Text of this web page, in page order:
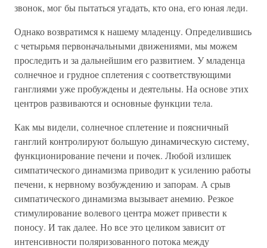
звонок, мог бы пытаться угадать, кто она, его юная леди.
Однако возвратимся к нашему младенцу. Определившись
с четырьмя первоначальными движениями, мы можем
проследить и за дальнейшим его развитием. У младенца
солнечное и грудное сплетения с соответствующими
ганглиями уже пробуждены и деятельны. На основе этих
центров развиваются и основные функции тела.
Как мы видели, солнечное сплетение и поясничный
ганглий контролируют большую динамическую систему,
функционирование печени и почек. Любой излишек
симпатического динамизма приводит к усилению работы
печени, к нервному возбуждению и запорам. А срыв
симпатического динамизма вызывает анемию. Резкое
стимулирование волевого центра может привести к
поносу. И так далее. Но все это целиком зависит от
интенсивности поляризованного потока между